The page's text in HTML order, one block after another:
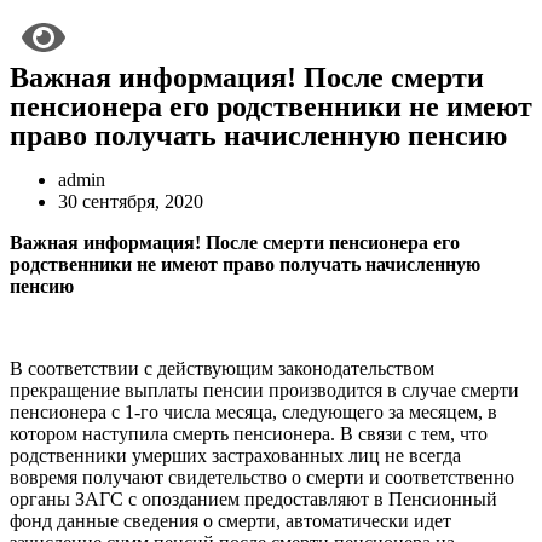
Важная информация! После смерти
пенсионера его родственники не имеют
право получать начисленную пенсию
admin
30 сентября, 2020
Важная информация! После смерти пенсионера его
родственники не имеют право получать начисленную
пенсию
В соответствии с действующим законодательством
прекращение выплаты пенсии производится в случае смерти
пенсионера с 1-го числа месяца, следующего за месяцем, в
котором наступила смерть пенсионера. В связи с тем, что
родственники умерших застрахованных лиц не всегда
вовремя получают свидетельство о смерти и соответственно
органы ЗАГС с опозданием предоставляют в Пенсионный
фонд данные сведения о смерти, автоматически идет